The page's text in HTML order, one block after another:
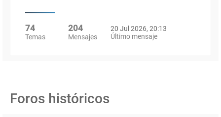
74
Temas
204
Mensajes
20 Jul 2026, 20:13
Último mensaje
Foros históricos